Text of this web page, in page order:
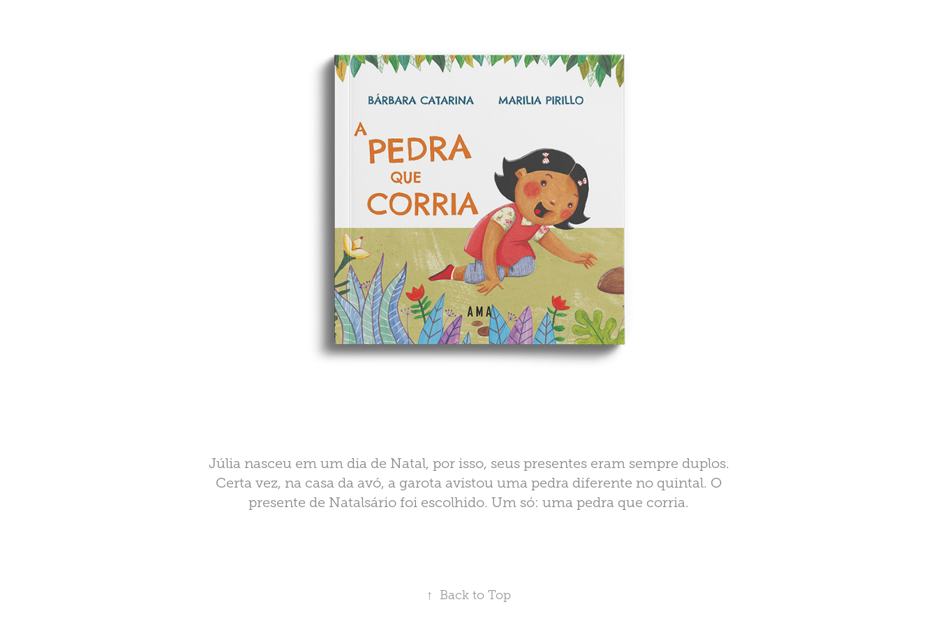
Júlia nasceu em um dia de Natal, por isso, seus presentes eram sempre duplos.
Certa vez, na casa da avó, a garota avistou uma pedra diferente no quintal. O
presente de Natalsário foi escolhido. Um só: uma pedra que corria.
↑ Back to Top